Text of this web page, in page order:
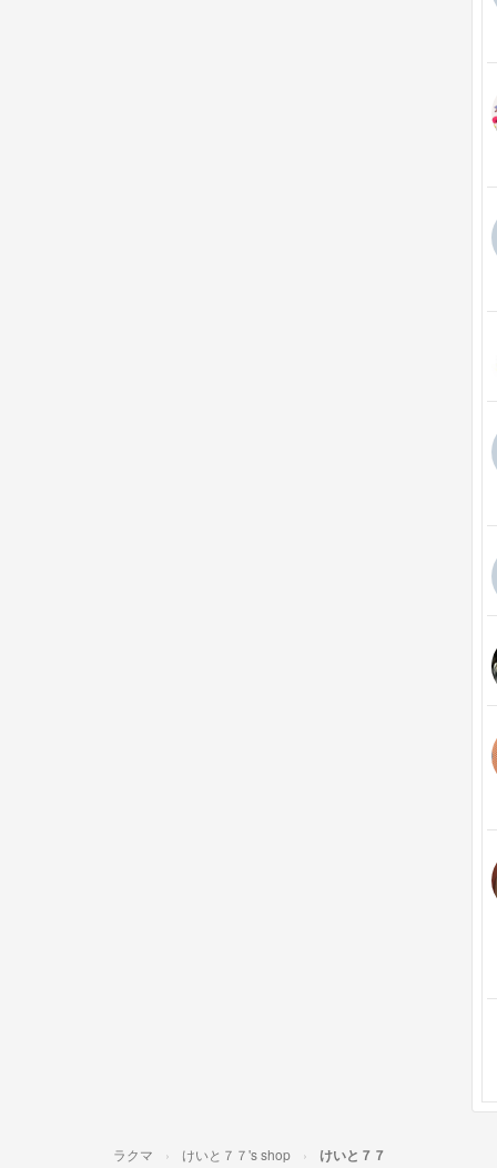
ラクマ けいと７７'s shop けいと７７